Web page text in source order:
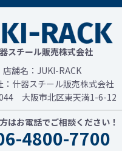
スチール販売株式会社
店舗名：JUKI-RACK
：什器スチール販売株式会社
大阪市北区東天満1-6-12
はお電話でご相談ください！
4800-7700